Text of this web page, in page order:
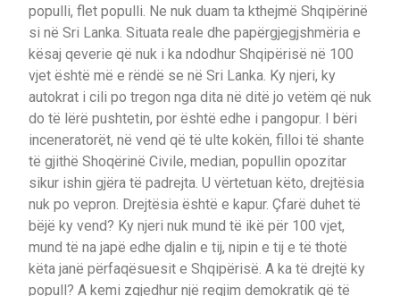
populli, flet populli. Ne nuk duam ta kthejmë Shqipërinë
si në Sri Lanka. Situata reale dhe papërgjegjshmëria e
kësaj qeverie që nuk i ka ndodhur Shqipërisë në 100
vjet është më e rëndë se në Sri Lanka. Ky njeri, ky
autokrat i cili po tregon nga dita në ditë jo vetëm që nuk
do të lërë pushtetin, por është edhe i pangopur. I bëri
inceneratorët, në vend që të ulte kokën, filloi të shante
të gjithë Shoqërinë Civile, median, popullin opozitar
sikur ishin gjëra të padrejta. U vërtetuan këto, drejtësia
nuk po vepron. Drejtësia është e kapur. Çfarë duhet të
bëjë ky vend? Ky njeri nuk mund të ikë për 100 vjet,
mund të na japë edhe djalin e tij, nipin e tij e të thotë
këta janë përfaqësuesit e Shqipërisë. A ka të drejtë ky
popull? A kemi zgjedhur një regjim demokratik që të